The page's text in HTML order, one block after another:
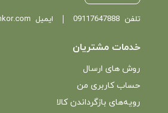
تلفن09117647888 ایمیل
خدمات مشتریان
روش های ارسال
حساب کاربری من
رویه‌های بازگرداندن کالا